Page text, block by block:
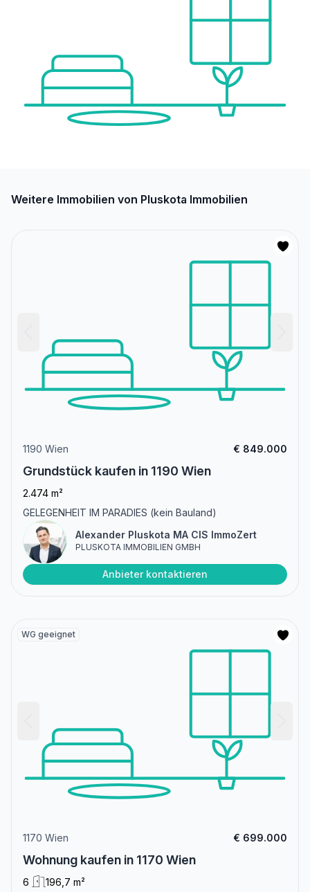
Weitere Immobilien von Pluskota Immobilien
1190 Wien € 849.000
Grundstück kaufen in 1190 Wien
2.474 m²
GELEGENHEIT IM PARADIES (kein Bauland)
Alexander Pluskota MA CIS ImmoZert
PLUSKOTA IMMOBILIEN GMBH
Anbieter kontaktieren
WG geeignet
1170 Wien € 699.000
Wohnung kaufen in 1170 Wien
6
196,7 m²